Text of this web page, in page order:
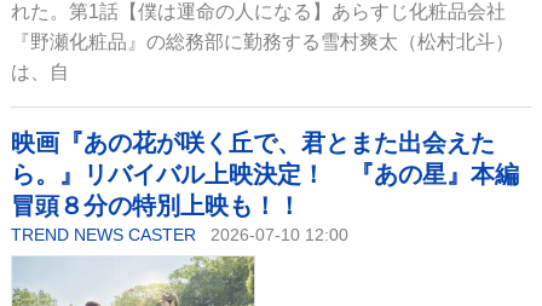
れた。第1話【僕は運命の人になる】あらすじ化粧品会社
『野瀬化粧品』の総務部に勤務する雪村爽太（松村北斗）
は、自
映画『あの花が咲く丘で、君とまた出会えた
ら。』リバイバル上映決定！ 『あの星』本編
冒頭８分の特別上映も！！
TREND NEWS CASTER 2026-07-10 12:00